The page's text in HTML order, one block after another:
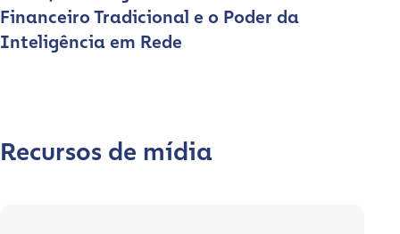
Financeiro Tradicional e o Poder da
Inteligência em Rede
Recursos de mídia